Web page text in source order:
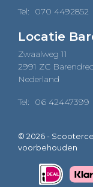
Tel: 070 4492852
Locatie
Zwaalweg 11
2991 ZC
Nederland
Tel: 06 42447399
© 2026 -
voorbehouden